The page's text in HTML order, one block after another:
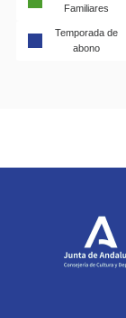
Familiares
Temporada de
abono